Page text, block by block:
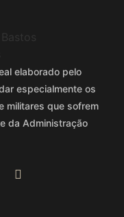
elaborado pelo
especialmente os
militares que sofrem
da Administração